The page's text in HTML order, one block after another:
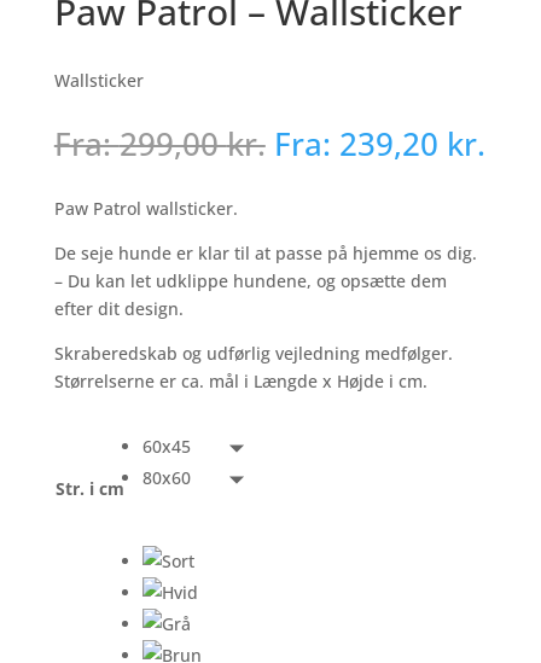
Paw Patrol – Wallsticker
Wallsticker
Fra:299,00kr. Fra: 239,20 kr.
Paw Patrol wallsticker.
De seje hunde er klar til at passe på hjemme os dig.
– Du kan let udklippe hundene, og opsætte dem
efter dit design.
Skraberedskab og udførlig vejledning medfølger.
Størrelserne er ca. mål i Længde x Højde i cm.
Str. i cm
60x45
80x60